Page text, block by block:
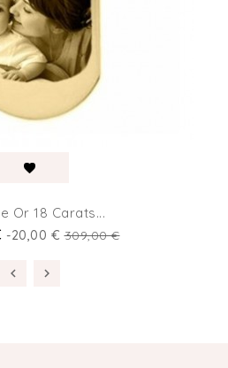
Or 18 Carats...
-20,00 € 309,00 €